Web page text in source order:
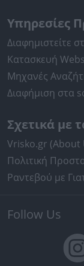
Υπηρεσίες
Διαφημιστείτε
Κατασκευή
Μηχανές
Διαφήμιση στα
Σχετικά με
Vrisko.gr (About
Πολιτική
Ραντεβού με
Follow Us